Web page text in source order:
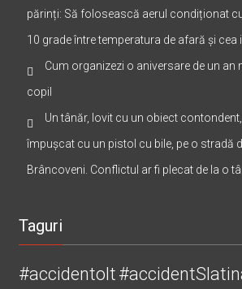
părinți: Să folosească aerul condiționat
10 grade între temperatura de afară și cea
Cum organizezi o aniversare de un an
copil
Un tânăr, lovit cu un obiect
împușcat cu un pistol cu bile, pe o stradă
Brâncoveni. Conflictul ar fi plecat de la o
Taguri
#accidentolt